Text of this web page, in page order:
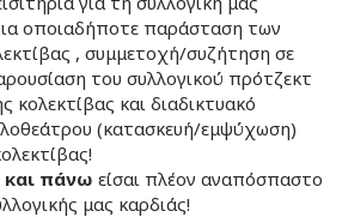
οποιαδήποτε παράσταση των
, συμμετοχή/συζήτηση σε
του συλλογικού πρότζεκτ
κολεκτίβας και διαδικτυακό
(κατασκευή/εμψύχωση)
πάνω είσαι πλέον αναπόσπαστο
μας καρδιάς!